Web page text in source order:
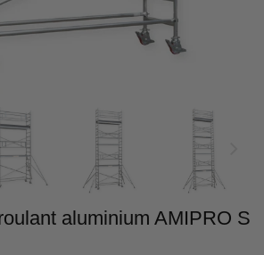
aluminium AMIPRO S